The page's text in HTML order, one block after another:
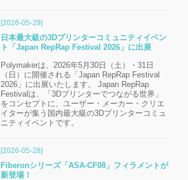
[2026-05-29]
日本最大級の3Dプリンターコミュニティイベン
ト「Japan RepRap Festival 2026」に出展
Polymakerは、2026年5月30日（土）・31日
（日）に開催される「Japan RepRap Festival
2026」に出展いたします。 Japan RepRap
Festivalは、「3Dプリンターでつながる世界」
をコンセプトに、ユーザー・メーカー・クリエ
イターが集う国内最大級の3Dプリンターコミュ
ニティイベントです。
[2026-05-28]
Fiberonシリーズ「ASA-CF08」フィラメントが
新登場！